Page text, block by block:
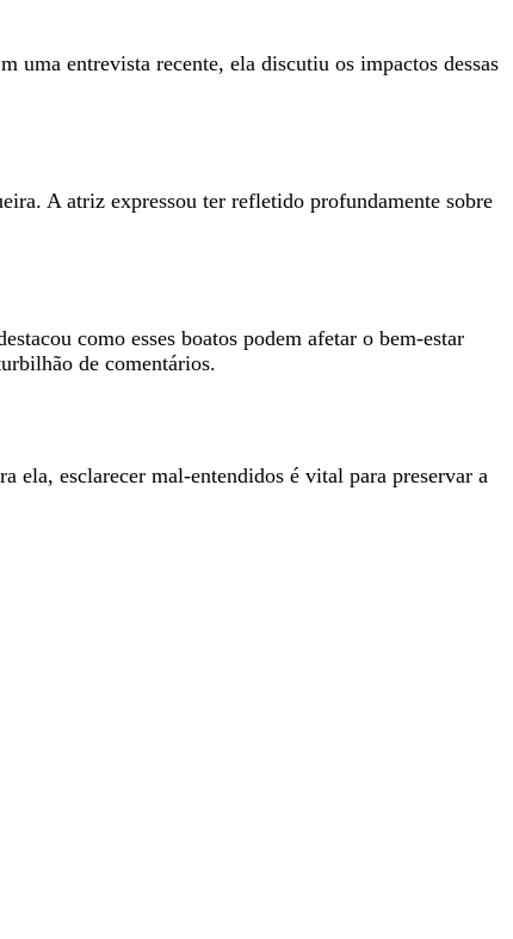
entrevista recente, ela discutiu os impactos dessas
A atriz expressou ter refletido profundamente sobre
como esses boatos podem afetar o bem-estar
de comentários.
ela, esclarecer mal-entendidos é vital para preservar a